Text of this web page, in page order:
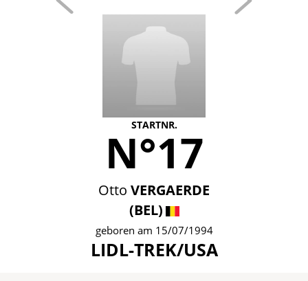
STARTNR.
N°17
Otto VERGAERDE
(BEL)
geboren am 15/07/1994
LIDL-TREK/USA